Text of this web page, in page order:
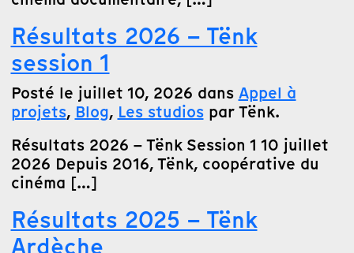
Résultats 2026 – Tënk
session 1
Posté le juillet 10, 2026 dans Appel à
projets, Blog, Les studiospar Tënk.
Résultats 2026 – Tënk Session 1 10 juillet
2026 Depuis 2016, Tënk, coopérative du
cinéma […]
Résultats 2025 – Tënk
Ardèche